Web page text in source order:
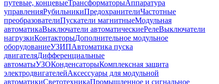
путевые, концевыеТрансформаторыАппаратура
управленияРубильникиПредохранителиЧастотные
преобразователиПускатели магнитныеМодульная
автоматикаВыключатели автоматическиеРелеВыключатели
нагрузкиКонтакторыДополнительное модульное
оборудованиеУЗИПАвтоматика пуска
двигателяДифференциальные
автоматыУЗОКонденсаторыКомплексная защита
электродвигателейАксессуары для модульной
автоматикиСветотехникаПромышленное и сигнальное